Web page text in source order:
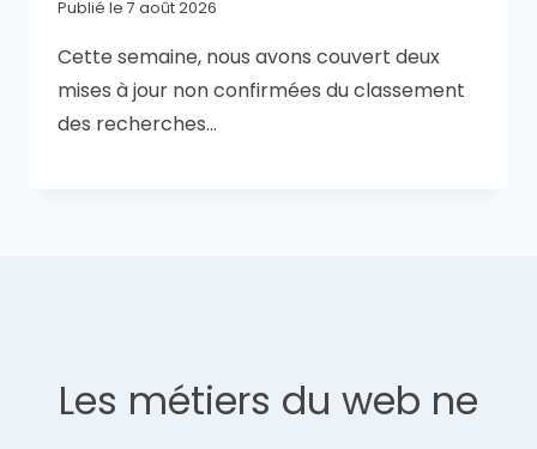
Publié le 7 août 2026
Cette semaine, nous avons couvert deux
mises à jour non confirmées du classement
des recherches…
Les métiers du web ne